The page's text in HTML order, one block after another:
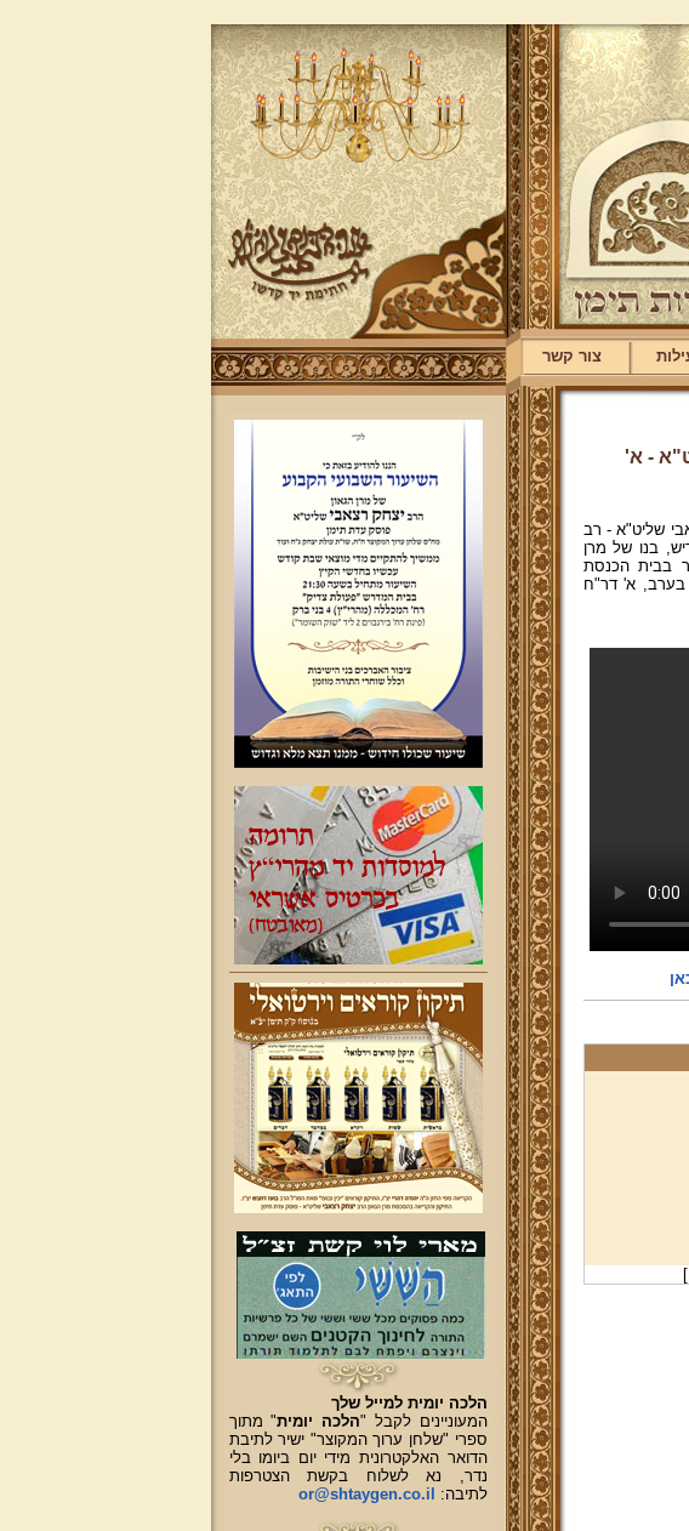
צור קשר
- א'
שליט"א - רב
בנו של מרן
בבית הכנסת
בערב, א' דר"ח
[
הלכה יומית למייל שלך
המעוניינים לקבל "הלכה יומית" מתוך
ספרי "שלחן ערוך המקוצר" ישיר לתיבת
הדואר האלקטרונית מידי יום ביומו בלי
נדר, נא לשלוח בקשת הצטרפות
לתיבה:
or@shtaygen.co.il